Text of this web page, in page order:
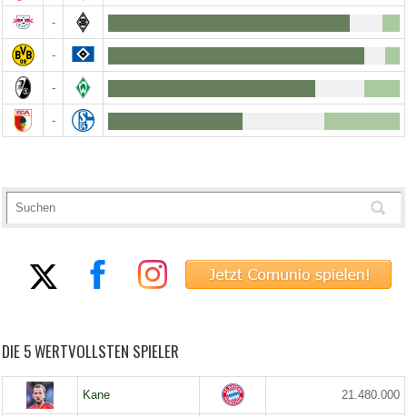
-
-
-
-
DIE 5 WERTVOLLSTEN SPIELER
Kane 21.480.000